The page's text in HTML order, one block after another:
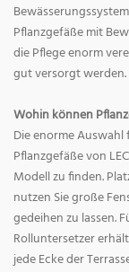
Pflanzgefäße mit
die Pflege enorm
gut versorgt werden.
Wohin können
Die enorme
Pflanzgefäße von
Modell zu finden.
nutzen Sie große
gedeihen zu lassen.
Rolluntersetzer
jede Ecke der